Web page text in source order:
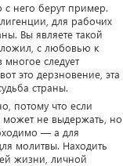
с него берут пример.
для рабочих
Вы являете такой
с любовью к
многое следует
это дерзновение, эта
страны.
потому что если
может не выдержать, но
— а для
молитвы. Находить
жизни, личной